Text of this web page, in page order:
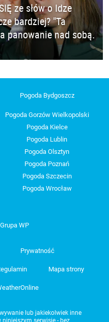
ze słów o Idze
bardziej? "Ta
panowanie nad sobą.
Pogoda Bydgoszcz
Pogoda Gorzów Wielkopolski
Pogoda Kielce
Pogoda Lublin
Pogoda Olsztyn
Pogoda Poznań
Pogoda Szczecin
Pogoda Wrocław
WP
Prywatność
Mapa strony
lub jakiekolwiek inne
serwisie - bez